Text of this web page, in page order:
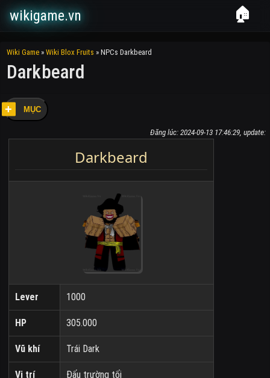
wikigame.vn 🏠
Wiki Game » Wiki Blox Fruits » NPCs Darkbeard
Darkbeard
MỤC
Đăng lúc: 2024-09-13 17:46:29, update:
Darkbeard
Lever 1000
HP 305.000
Vũ khí Trái Dark
Vị trí Đấu trường tối